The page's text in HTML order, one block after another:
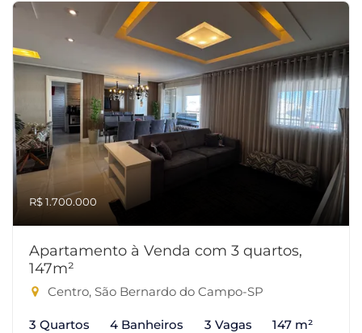
R$ 1.700.000
Apartamento à Venda com 3 quartos,
147m²
Centro, São Bernardo do Campo-SP
3 Quartos 4 Banheiros 3 Vagas 147 m²